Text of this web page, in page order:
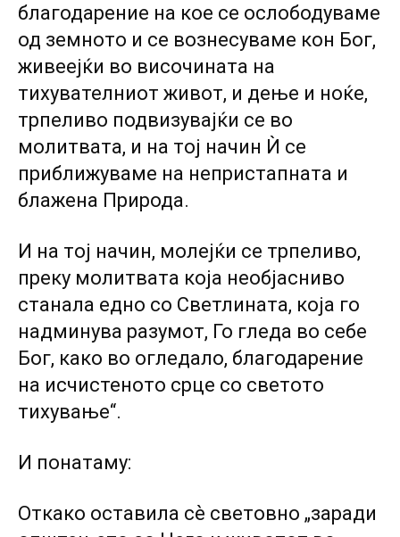
благодарение на кое се ослободуваме
од земното и се вознесуваме кон Бог,
живеејќи во височината на
тихувателниот живот, и дење и ноќе,
трпеливо подвизувајќи се во
молитвата, и на тој начин Ѝ се
приближуваме на непристапната и
блажена Природа.
И на тој начин, молејќи се трпеливо,
преку молитвата која необјасниво
станала едно со Светлината, која го
надминува разумот, Го гледа во себе
Бог, како во огледало, благодарение
на исчистеното срце со светото
тихување“.
И понатаму:
Откако оставила сѐ световно „заради